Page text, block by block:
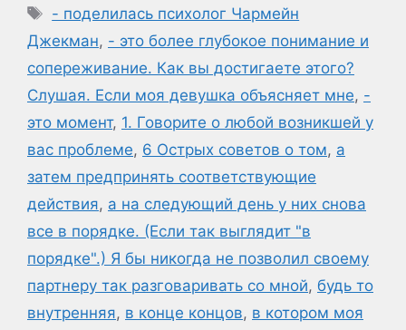
Метки
- поделилась психолог Чармейн
Джекман, - это более глубокое понимание и
сопереживание. Как вы достигаете этого?
Слушая. Если моя девушка объясняет мне, -
это момент, 1. Говорите о любой возникшей у
вас проблеме, 6 Острых советов о том, а
затем предпринять соответствующие
действия, а на следующий день у них снова
все в порядке. (Если так выглядит "в
порядке".) Я бы никогда не позволил своему
партнеру так разговаривать со мной, будь то
внутренняя, в конце концов, в котором моя